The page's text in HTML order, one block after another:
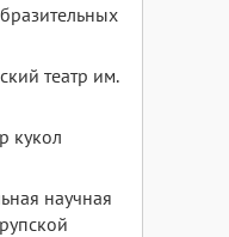
театр им.
кукол
научная